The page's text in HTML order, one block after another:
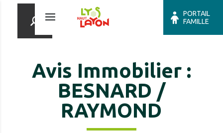
PORTAIL
FAMILLE
Avis Immobilier :
BESNARD /
RAYMOND